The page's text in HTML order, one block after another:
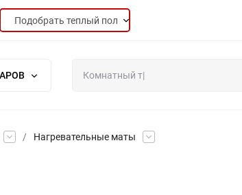
Подобрать теплый пол
/ Нагревательные маты